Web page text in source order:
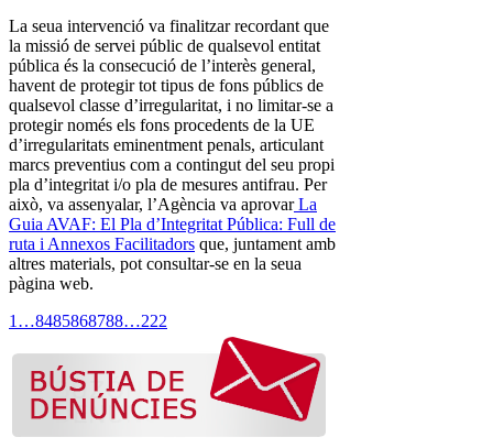
La seua intervenció va finalitzar recordant que
la missió de servei públic de qualsevol entitat
pública és la consecució de l’interès general,
havent de protegir tot tipus de fons públics de
qualsevol classe d’irregularitat, i no limitar-se a
protegir només els fons procedents de la UE
d’irregularitats eminentment penals, articulant
marcs preventius com a contingut del seu propi
pla d’integritat i/o pla de mesures antifrau. Per
això, va assenyalar, l’Agència va aprovarLa
Guia AVAF: El Pla d’Integritat Pública: Full de
ruta i Annexos Facilitadors que, juntament amb
altres materials, pot consultar-se en la seua
pàgina web.
1 …8485868788…222